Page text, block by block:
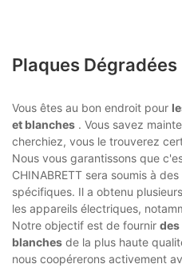
Plaques
Vous êtes au bon endroit pour
et blanches . Vous savez
cherchiez, vous le trouverez
Nous vous garantissons que
CHINABRETT sera soumis à
spécifiques. Il a obtenu
les appareils électriques,
Notre objectif est de fournir des
blanches de la plus haute
nous coopérerons activement